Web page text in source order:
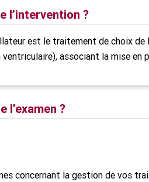
l’intervention ?
est le traitement de choix
associant la mise en
l’examen ?
concernant la gestion de vos